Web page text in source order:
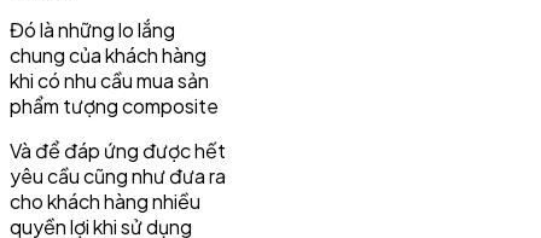
Đó là những lo lắng
chung của khách hàng
khi có nhu cầu mua sản
phẩm tượng composite
Và để đáp ứng được hết
yêu cầu cũng như đưa ra
cho khách hàng nhiều
quyền lợi khi sử dụng